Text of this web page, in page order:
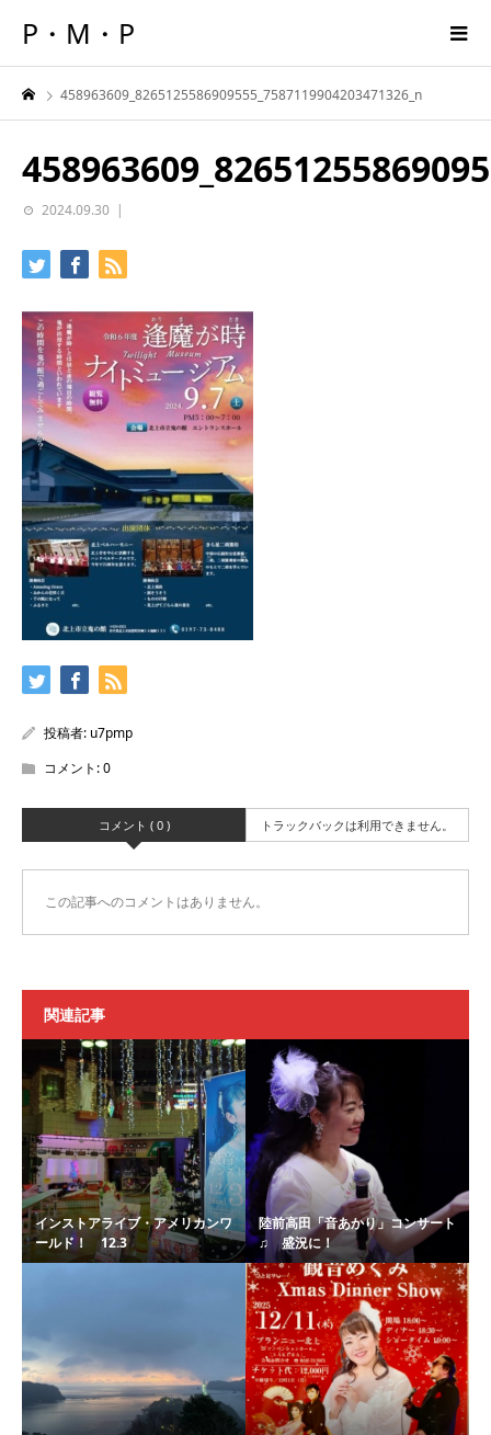
P・M・P
458963609_8265125586909555_7587119904203471326_n
2024.09.30
投稿者: u7pmp
コメント:0
コメント ( 0 ) トラックバックは利用できません。
この記事へのコメントはありません。
関連記事
インストアライブ・アメリカンワ
ールド！ 12.3
陸前高田「音あかり」コンサート
♫ 盛況に！